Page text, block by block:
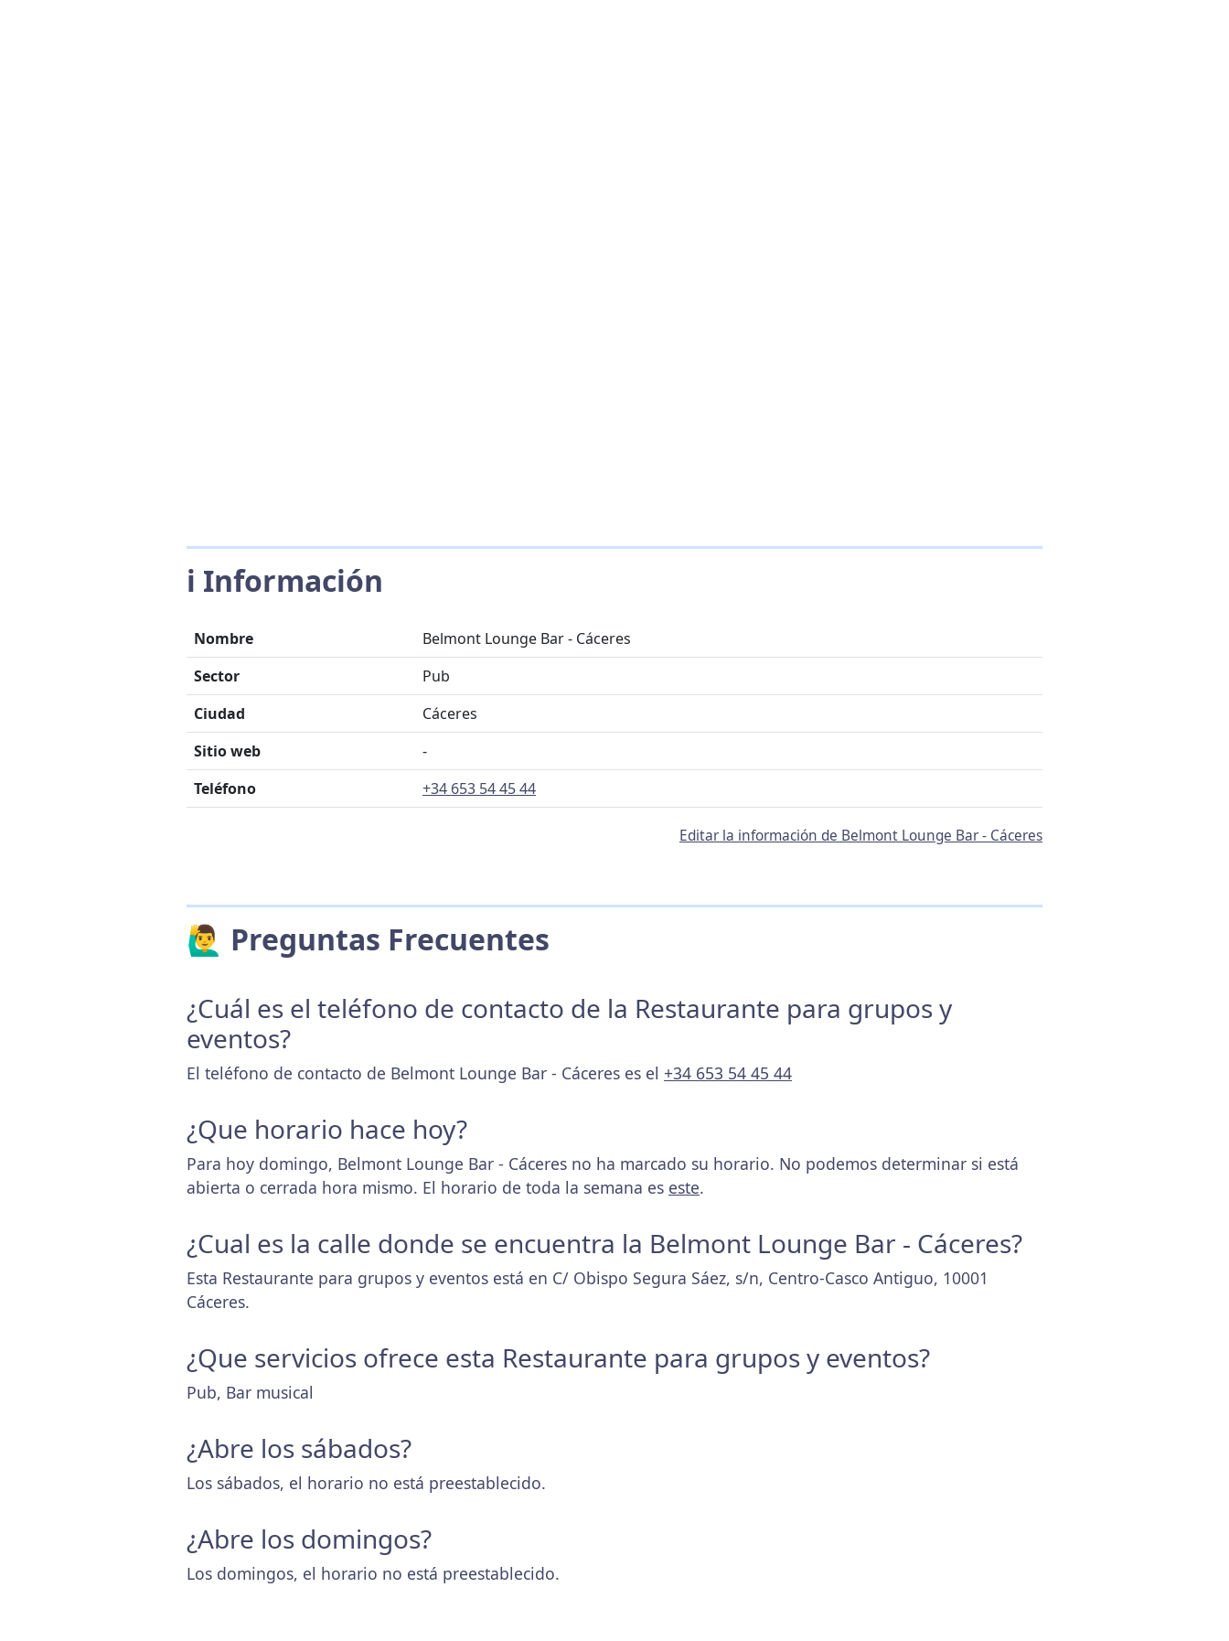
ℹ️ Información
Nombre
Belmont Lounge Bar - Cáceres
Sector
Pub
Ciudad
Cáceres
Sitio web
-
Teléfono
+34 653 54 45 44
Editar la información de Belmont Lounge Bar - Cáceres
🙋‍♂️ Preguntas Frecuentes
¿Cuál es el teléfono de contacto de la Restaurante para grupos y
eventos?
El teléfono de contacto de Belmont Lounge Bar - Cáceres es el +34 653 54 45 44
¿Que horario hace hoy?
Para hoy domingo, Belmont Lounge Bar - Cáceres no ha marcado su horario. No podemos determinar si está
abierta o cerrada hora mismo. El horario de toda la semana es este.
¿Cual es la calle donde se encuentra la Belmont Lounge Bar - Cáceres?
Esta Restaurante para grupos y eventos está en C/ Obispo Segura Sáez, s/n, Centro-Casco Antiguo, 10001
Cáceres.
¿Que servicios ofrece esta Restaurante para grupos y eventos?
Pub, Bar musical
¿Abre los sábados?
Los sábados, el horario no está preestablecido.
¿Abre los domingos?
Los domingos, el horario no está preestablecido.